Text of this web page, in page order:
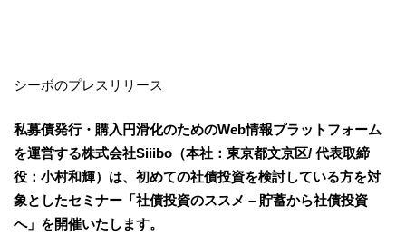
シーボのプレスリリース
私募債発行・購入円滑化のためのWeb情報プラットフォーム
を運営する株式会社Siiibo（本社：東京都文京区/ 代表取締
役：小村和輝）は、初めての社債投資を検討している方を対
象としたセミナー「社債投資のススメ – 貯蓄から社債投資
へ」を開催いたします。